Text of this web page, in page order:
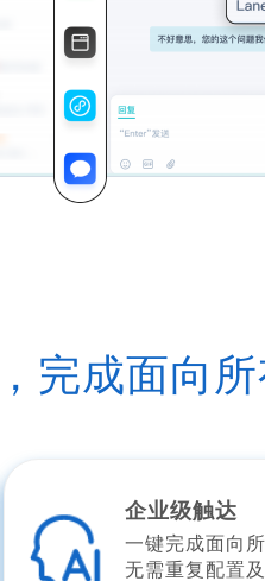
完成面向
企业级触达
一键完成面向
无需重复配置